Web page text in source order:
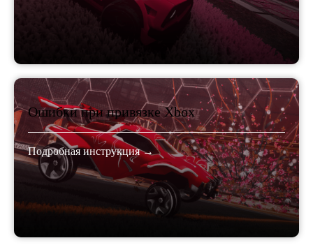
Ошибки при привязке Xbox
Подробная инструкция →